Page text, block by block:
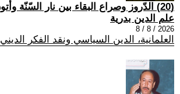
(20) الدّروز وصراع البقاء بين نار السّنّة وأتون التّشييع
علم الدين بدرية
2026 / 8 / 8
العلمانية، الدين السياسي ونقد الفكر الديني